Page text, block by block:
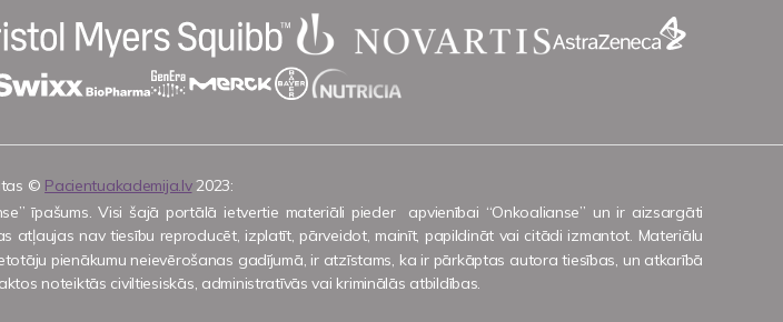
© Pacientuakademija.lv2023:
īpašums. Visi šajā portālā ietvertie materiāli pieder apvienībai “Onkoalianse” un ir aizsargāti
nav tiesību reproducēt, izplatīt, pārveidot, mainīt, papildināt vai citādi izmantot. Materiālu
pienākumu neievērošanas gadījumā, ir atzīstams, ka ir pārkāptas autora tiesības, un atkarībā
noteiktās civiltiesiskās, administratīvās vai kriminālās atbildības.